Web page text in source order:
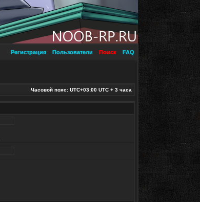
FAQ
Поиск
Пользователи
Регистрация
Часовой пояс: UTC+03:00 UTC + 3 часа